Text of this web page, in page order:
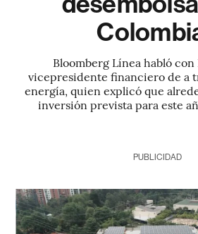
Bloomberg Línea habló con
vicepresidente financiero de a
energía, quien explicó que
inversión prevista para este
PUBLICIDAD